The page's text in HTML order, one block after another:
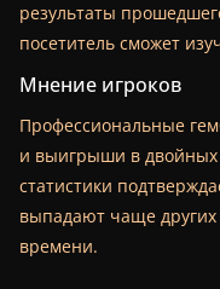
результаты
посетитель сможет
Мнение игроков
Профессиональные
и выигрыши в двойных
статистики
выпадают чаще
времени.